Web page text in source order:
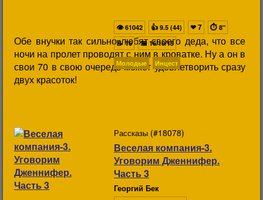
Обе внучки так сильно любят своего деда, что все
ночи на пролет проводят с ним в кроватке. Ну а он в
свои 70 в свою очередь может удовлетворить сразу
двух красоток!
👁61042 👍 9.5 (44) ❤7 ⏱ 8"
📝16 📅 16/10/15
Молодые Инцест
Рассказы (#18078)
Веселая компания-3.
Уговорим Дженнифер.
Часть 3
Георгий Бек